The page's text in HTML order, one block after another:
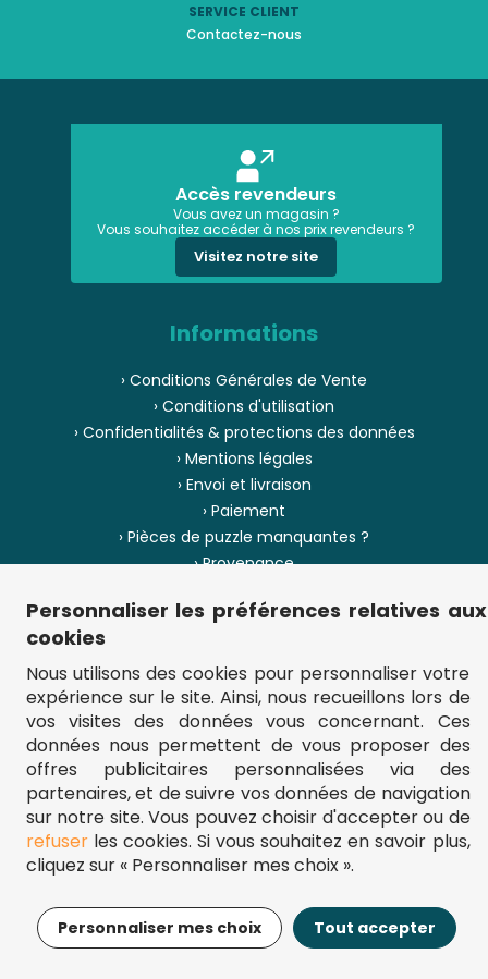
26,95€ Ajouter au panier
SERVICE CLIENT
Contactez-nous
Accès revendeurs
Vous avez un magasin ?
Vous souhaitez accéder à nos prix revendeurs ?
Visitez notre site
Informations
› Conditions Générales de Vente
› Conditions d'utilisation
› Confidentialités & protections des données
› Mentions légales
› Envoi et livraison
› Paiement
› Pièces de puzzle manquantes ?
› Provenance
› Plan du site
** Frais d'envoi = 6,95 € (France) / gratuit à partir de 45 €.
fou-de-puzzle.com : le site référence pour acheter des puzzles de
qualité à bon prix.
© Fou-de-puzzle.com 2011 - 2026
Personnaliser les préférences relatives aux
cookies
Nous utilisons des cookies pour personnaliser votre
expérience sur le site. Ainsi, nous recueillons lors de
vos visites des données vous concernant. Ces
données nous permettent de vous proposer des
offres publicitaires personnalisées via des
partenaires, et de suivre vos données de navigation
sur notre site. Vous pouvez choisir d'accepter ou de
refuserles cookies. Si vous souhaitez en savoir plus,
cliquez sur « Personnaliser mes choix ».
Personnaliser mes choix Tout accepter